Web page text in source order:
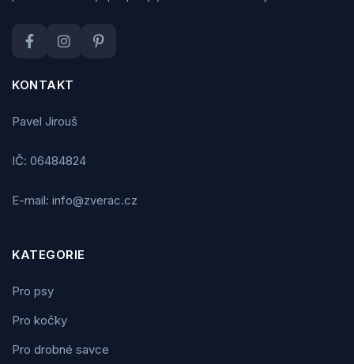
KONTAKT
Pavel Jirouš
IČ: 06484824
E-mail: info@zverac.cz
KATEGORIE
Pro psy
Pro kočky
Pro drobné savce